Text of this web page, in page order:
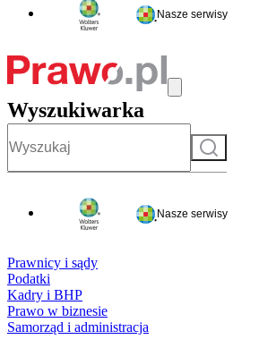
Nasze serwisy
Wyszukiwarka
Szukaj
Nasze serwisy
Prawnicy i sądy
Podatki
Kadry i BHP
Prawo w biznesie
Samorząd i administracja